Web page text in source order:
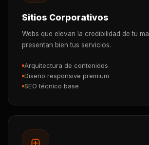
Sitios Corporativos
Webs que elevan la credibilidad de tu
presentan bien tus servicios.
Arquitectura de contenidos
Diseño responsive premium
SEO técnico base